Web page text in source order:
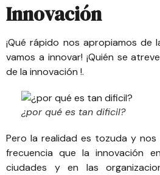
Innovación
¡Qué rápido nos apropiamos de
vamos a innovar! ¡Quién se
de la innovación !.
¿por qué es tan dificil?
Pero la realidad es tozuda y
frecuencia que la innovación
ciudades y en las